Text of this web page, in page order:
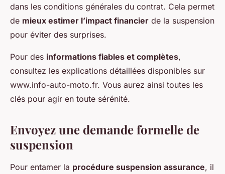
dans les conditions générales du contrat. Cela permet
de mieux estimer l’impact financier de la suspension
pour éviter des surprises.
Pour des informations fiables et complètes,
consultez les explications détaillées disponibles sur
www.info-auto-moto.fr. Vous aurez ainsi toutes les
clés pour agir en toute sérénité.
Envoyez une demande formelle de
suspension
Pour entamer la procédure suspension assurance, il